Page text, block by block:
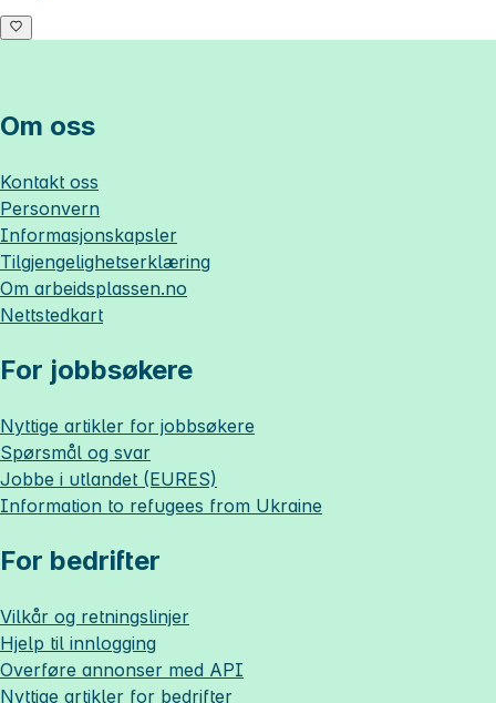
Om oss
Kontakt oss
Personvern
Informasjonskapsler
Tilgjengelighetserklæring
Om arbeidsplassen.no
Nettstedkart
For jobbsøkere
Nyttige artikler for jobbsøkere
Spørsmål og svar
Jobbe i utlandet (EURES)
Information to refugees from Ukraine
For bedrifter
Vilkår og retningslinjer
Hjelp til innlogging
Overføre annonser med API
Nyttige artikler for bedrifter